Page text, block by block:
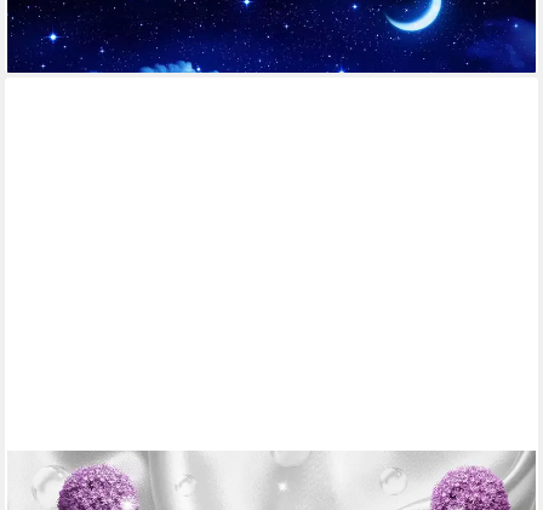
-13%
lieferbar - in 2-3 Werktagen bei dir